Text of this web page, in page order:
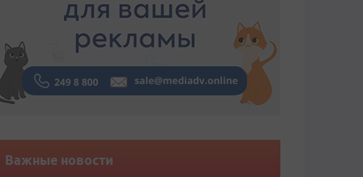
Важные новости